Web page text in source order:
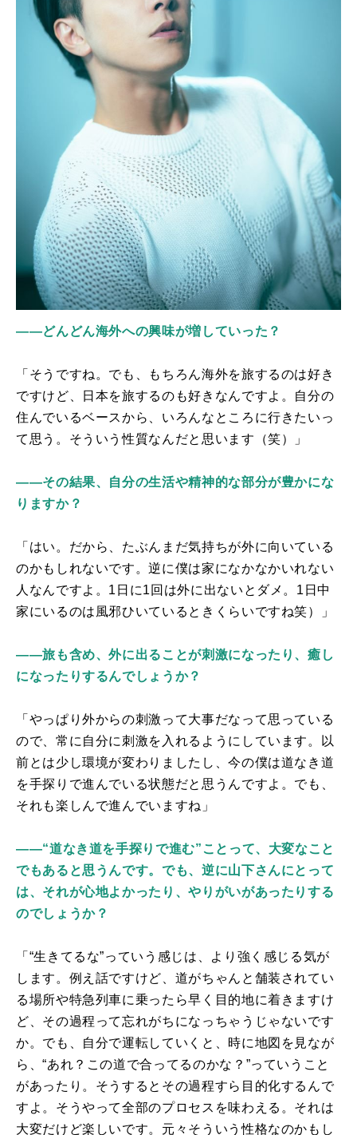
――どんどん海外への興味が増していった？
「そうですね。でも、もちろん海外を旅するのは好き
ですけど、日本を旅するのも好きなんですよ。自分の
住んでいるベースから、いろんなところに行きたいっ
て思う。そういう性質なんだと思います（笑）」
――その結果、自分の生活や精神的な部分が豊かにな
りますか？
「はい。だから、たぶんまだ気持ちが外に向いている
のかもしれないです。逆に僕は家になかなかいれない
人なんですよ。1日に1回は外に出ないとダメ。1日中
家にいるのは風邪ひいているときくらいですね笑）」
――旅も含め、外に出ることが刺激になったり、癒し
になったりするんでしょうか？
「やっぱり外からの刺激って大事だなって思っている
ので、常に自分に刺激を入れるようにしています。以
前とは少し環境が変わりましたし、今の僕は道なき道
を手探りで進んでいる状態だと思うんですよ。でも、
それも楽しんで進んでいますね」
――“道なき道を手探りで進む”ことって、大変なこと
でもあると思うんです。でも、逆に山下さんにとって
は、それが心地よかったり、やりがいがあったりする
のでしょうか？
「“生きてるな”っていう感じは、より強く感じる気が
します。例え話ですけど、道がちゃんと舗装されてい
る場所や特急列車に乗ったら早く目的地に着きますけ
ど、その過程って忘れがちになっちゃうじゃないです
か。でも、自分で運転していくと、時に地図を見なが
ら、“あれ？この道で合ってるのかな？”っていうこと
があったり。そうするとその過程すら目的化するんで
すよ。そうやって全部のプロセスを味わえる。それは
大変だけど楽しいです。元々そういう性格なのかもし